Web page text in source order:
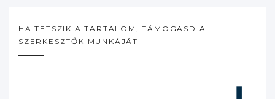
HA TETSZIK A TARTALOM, TÁMOGASD A
SZERKESZTŐK MUNKÁJÁT